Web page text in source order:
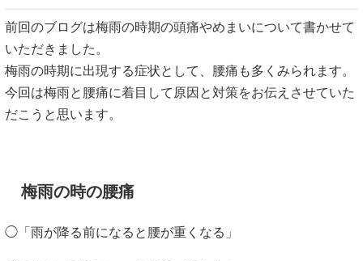
前回のブログは梅雨の時期の頭痛やめまいについて書かせて
いただきました。
梅雨の時期に出現する症状として、腰痛も多くみられます。
今回は梅雨と腰痛に着目して原因と対策をお伝えさせていた
だこうと思います。
梅雨の時の腰痛
◯「雨が降る前になると腰が重くなる」